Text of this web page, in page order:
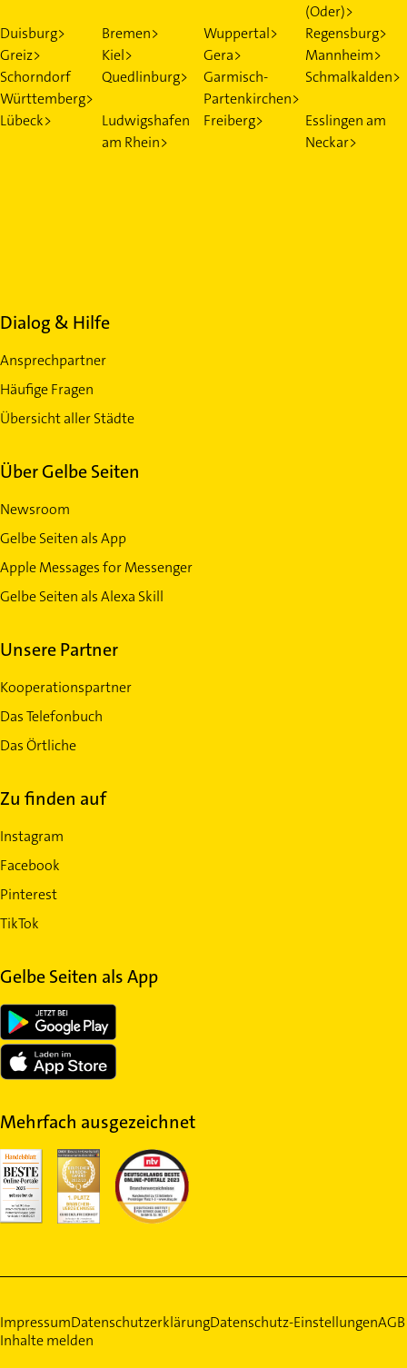
(Oder)>
Duisburg>
Bremen> Wuppertal>
Regensburg>
Greiz>
Kiel> Gera>
Mannheim>
Schorndorf
Württemberg>
Quedlinburg>
Garmisch-
Partenkirchen>
Schmalkalden>
Lübeck>
Ludwigshafen
am Rhein>
Freiberg>
Esslingen am
Neckar>
Dialog & Hilfe
Ansprechpartner
Häufige Fragen
Übersicht aller Städte
Über Gelbe Seiten
Newsroom
Gelbe Seiten als App
Apple Messages for Messenger
Gelbe Seiten als Alexa Skill
Unsere Partner
Kooperationspartner
Das Telefonbuch
Das Örtliche
Zu finden auf
Instagram
Facebook
Pinterest
TikTok
Gelbe Seiten als App
Mehrfach ausgezeichnet
ImpressumDatenschutzerklärungDatenschutz-EinstellungenAGB
Inhalte melden